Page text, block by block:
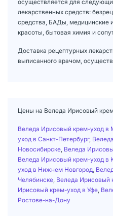
осуществляется для
лекарственных средств:
средства, БАДы, медицинские
красоты, бытовая химия и
Доставка рецептурных
выписанного врачом,
Цены на Веледа Ирисовый
Веледа Ирисовый крем-уход в
уход в Санкт-Петербург,
Новосибирске Веледа
Веледа Ирисовый крем-уход в
уход в Нижнем Новгород
Челябинске Веледа Ирисовый
Ирисовый крем-уход в Уфе
Ростове-на-Дону